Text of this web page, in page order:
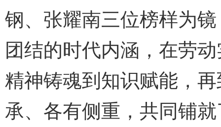
钢、张耀南三位榜样为
团结的时代内涵，在劳
精神铸魂到知识赋能，
承、各有侧重，共同铺